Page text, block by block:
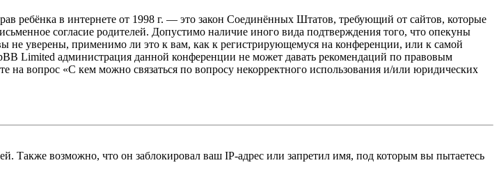
ребёнка в интернете от 1998 г. — это закон Соединённых Штатов, требующий от сайтов, которые
согласие родителей. Допустимо наличие иного вида подтверждения того, что опекуны
уверены, применимо ли это к вам, как к регистрирующемуся на конференции, или к самой
Limited администрация данной конференции не может давать рекомендаций по правовым
на вопрос «С кем можно связаться по вопросу некорректного использования и/или юридических
Также возможно, что он заблокировал ваш IP-адрес или запретил имя, под которым вы пытаетесь